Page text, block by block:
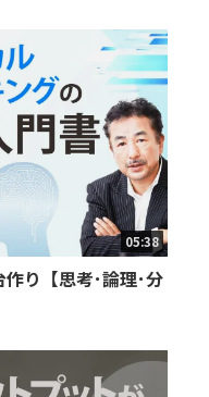
05:38
り【思考･論理･分